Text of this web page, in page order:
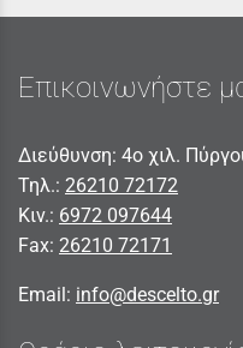
Επικοινωνήστε
Διεύθυνση: 4ο χιλ.
Τηλ.: 26210 72172
Κιν.: 6972 097644
Fax: 26210 72171
Email: info@descelto.gr